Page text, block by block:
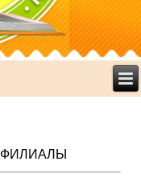
ФИЛИАЛЫ